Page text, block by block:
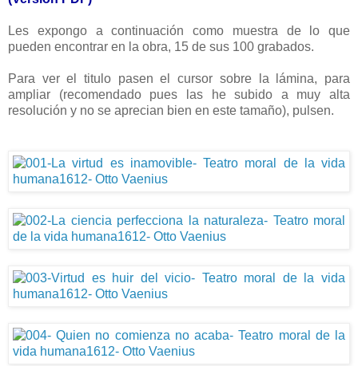
Les expongo a continuación como muestra de lo que
pueden encontrar en la obra, 15 de sus 100 grabados.
Para ver el titulo pasen el cursor sobre la lámina, para
ampliar (recomendado pues las he subido a muy alta
resolución y no se aprecian bien en este tamaño), pulsen.